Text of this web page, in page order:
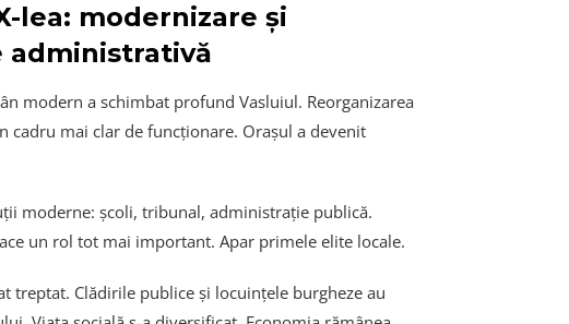
lea: modernizare și
administrativă
modern a schimbat profund Vasluiul. Reorganizarea
cadru mai clar de funcționare. Orașul a devenit
moderne: școli, tribunal, administrație publică.
un rol tot mai important. Apar primele elite locale.
treptat. Clădirile publice și locuințele burgheze au